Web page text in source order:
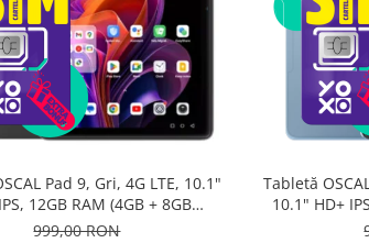
Pad 9, Gri, 4G LTE, 10.1"
12GB RAM (4GB + 8GB
128GB, Android 15,
999,00 RON
Tabletă
10.1" HD+